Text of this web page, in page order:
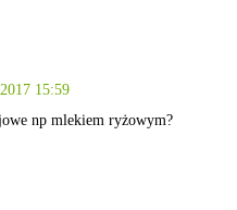
15:59
np mlekiem ryżowym?